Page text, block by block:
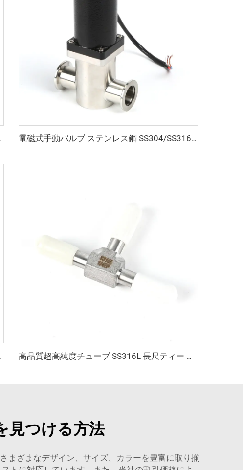
SS304 高真空 電磁式手動バルブ ステンレス鋼 SS304/SS316L KF16/KF25/KF40/KF50 ガス 電力 真空 直流角型バルブ NW16/NW25/NW40/NW50
手フランジ 半導体用 高品質超高純度チューブ SS316L 長尺ティー 長尺溶接継手 UHP自動オービタルステンレス鋼ウェルディングティー継手
見つける方法
まざまなデザイン、サイズ、カラーを豊富に取り揃